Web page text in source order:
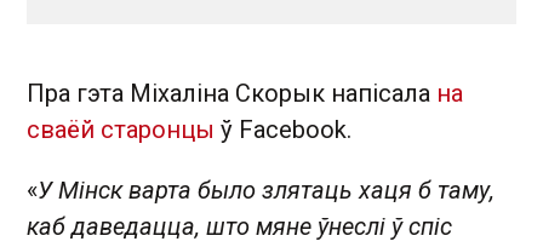
Пра гэта Міхаліна Скорык напісала на
сваёй старонцы ў Facebook.
«У Мінск варта было злятаць хаця б таму,
каб даведацца, што мяне ўнеслі ў спіс